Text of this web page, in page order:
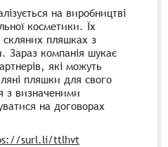
на виробництві
косметики. Їх
скляних пляшках з
Зараз компанія шукає
які можуть
пляшки для свого
з визначеними
на договорах
surl.li/ttlhvt